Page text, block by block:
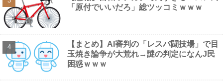
Powered by livedoor 相互RSS
「原付でいいだろ」総ツッコミｗｗｗ
【まとめ】AI審判の「レスバ闘技場」で目
玉焼き論争が大荒れ→謎の判定になんJ民
困惑ｗｗｗ